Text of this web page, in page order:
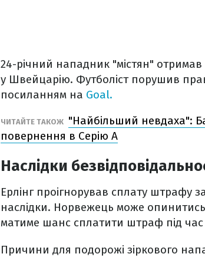
24-річний нападник "містян"
у Швейцарію. Футболіст порушив
посиланням на Goal.
ЧИТАЙТЕ ТАКОЖ "Найбільший невдаха":
повернення в Серію А
Наслідки
Ерлінг проігнорував сплату штрафу
наслідки. Норвежець може
матиме шанс сплатити штраф під час
Причини для подорожі зіркового